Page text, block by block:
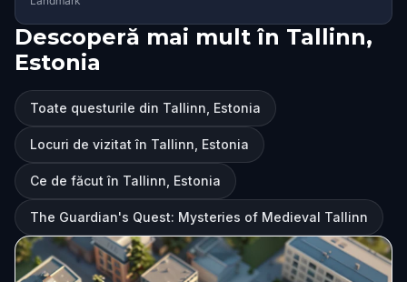
Descoperă mai mult în Tallinn,
Estonia
Toate questurile din Tallinn, Estonia
Locuri de vizitat în Tallinn, Estonia
Ce de făcut în Tallinn, Estonia
The Guardian's Quest: Mysteries of Medieval Tallinn